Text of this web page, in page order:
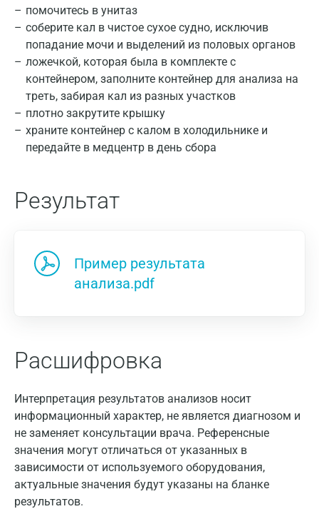
помочитесь в унитаз
соберите кал в чистое сухое судно, исключив
попадание мочи и выделений из половых органов
ложечкой, которая была в комплекте с
контейнером, заполните контейнер для анализа на
треть, забирая кал из разных участков
плотно закрутите крышку
храните контейнер с калом в холодильнике и
передайте в медцентр в день сбора
Результат
Пример результата
анализа.pdf
Расшифровка
Интерпретация результатов анализов носит
информационный характер, не является диагнозом и
не заменяет консультации врача. Референсные
значения могут отличаться от указанных в
зависимости от используемого оборудования,
актуальные значения будут указаны на бланке
результатов.
Санкт-Петербург
Казань
Армавир
Балашиха
Барнаул
Брянск
Великий Новгород